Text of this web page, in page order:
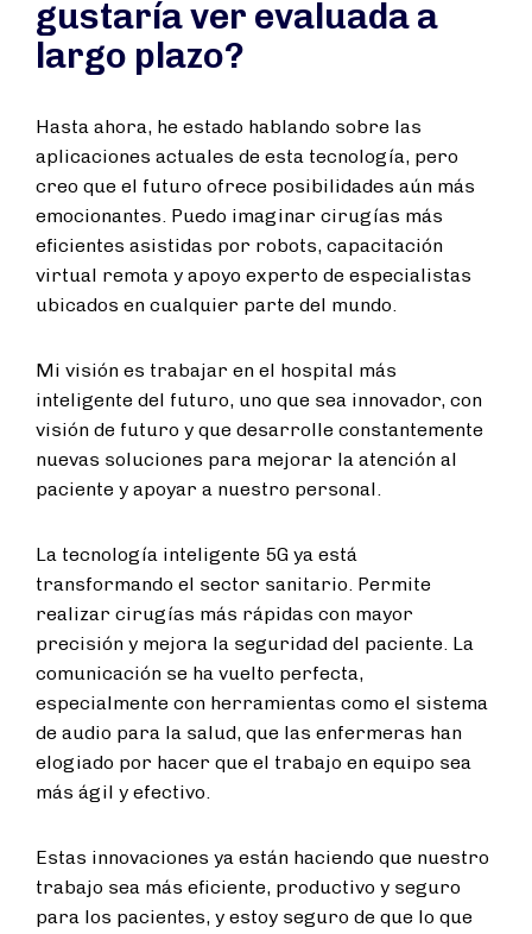
gustaría ver evaluada a
largo plazo?
Hasta ahora, he estado hablando sobre las
aplicaciones actuales de esta tecnología, pero
creo que el futuro ofrece posibilidades aún más
emocionantes. Puedo imaginar cirugías más
eficientes asistidas por robots, capacitación
virtual remota y apoyo experto de especialistas
ubicados en cualquier parte del mundo.
Mi visión es trabajar en el hospital más
inteligente del futuro, uno que sea innovador, con
visión de futuro y que desarrolle constantemente
nuevas soluciones para mejorar la atención al
paciente y apoyar a nuestro personal.
La tecnología inteligente 5G ya está
transformando el sector sanitario. Permite
realizar cirugías más rápidas con mayor
precisión y mejora la seguridad del paciente. La
comunicación se ha vuelto perfecta,
especialmente con herramientas como el sistema
de audio para la salud, que las enfermeras han
elogiado por hacer que el trabajo en equipo sea
más ágil y efectivo.
Estas innovaciones ya están haciendo que nuestro
trabajo sea más eficiente, productivo y seguro
para los pacientes, y estoy seguro de que lo que